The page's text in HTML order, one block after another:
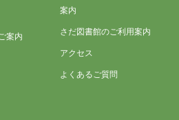
案内
案内
さだ図書館のご利用案内
アクセス
よくあるご質問